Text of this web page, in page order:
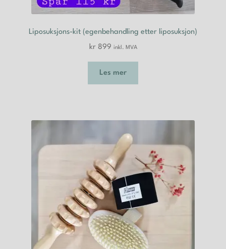
Liposuksjons-kit (egenbehandling etter liposuksjon)
kr899 inkl. MVA
Les mer